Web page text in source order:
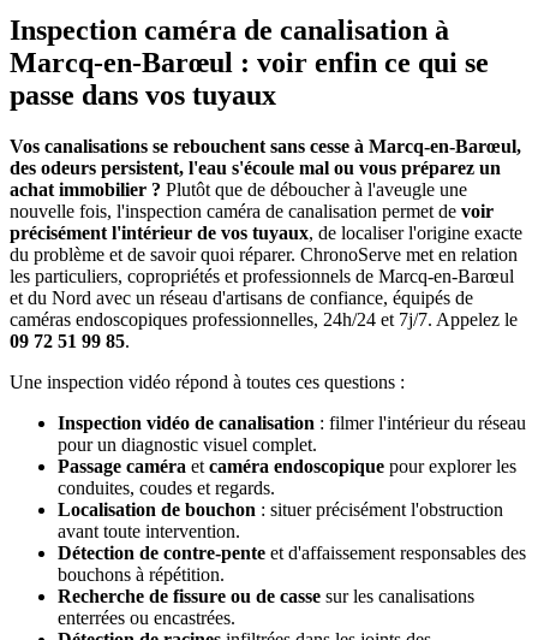
Inspection caméra de canalisation à
Marcq-en-Barœul : voir enfin ce qui se
passe dans vos tuyaux
Vos canalisations se rebouchent sans cesse à Marcq-en-Barœul,
des odeurs persistent, l'eau s'écoule mal ou vous préparez un
achat immobilier ? Plutôt que de déboucher à l'aveugle une
nouvelle fois, l'inspection caméra de canalisation permet de voir
précisément l'intérieur de vos tuyaux, de localiser l'origine exacte
du problème et de savoir quoi réparer. ChronoServe met en relation
les particuliers, copropriétés et professionnels de Marcq-en-Barœul
et du Nord avec un réseau d'artisans de confiance, équipés de
caméras endoscopiques professionnelles, 24h/24 et 7j/7. Appelez le
09 72 51 99 85.
Une inspection vidéo répond à toutes ces questions :
Inspection vidéo de canalisation : filmer l'intérieur du réseau
pour un diagnostic visuel complet.
Passage caméra et caméra endoscopique pour explorer les
conduites, coudes et regards.
Localisation de bouchon : situer précisément l'obstruction
avant toute intervention.
Détection de contre-pente et d'affaissement responsables des
bouchons à répétition.
Recherche de fissure ou de casse sur les canalisations
enterrées ou encastrées.